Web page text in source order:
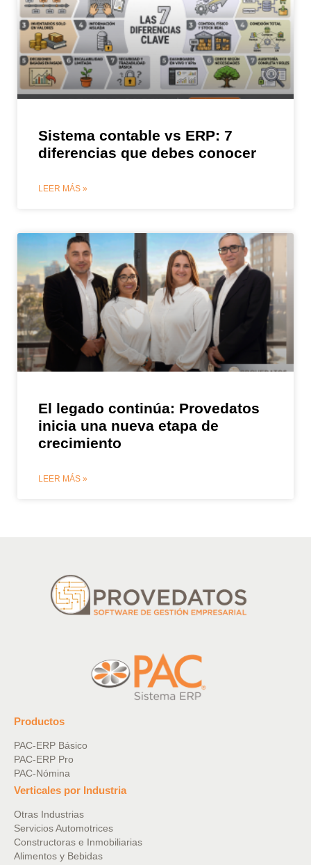
Sistema contable vs ERP: 7
diferencias que debes conocer
LEER MÁS »
El legado continúa: Provedatos
inicia una nueva etapa de
crecimiento
LEER MÁS »
Productos
PAC-ERP Básico
PAC-ERP Pro
PAC-Nómina
Verticales por Industria
Otras Industrias
Servicios Automotrices
Constructoras e Inmobiliarias
Alimentos y Bebidas